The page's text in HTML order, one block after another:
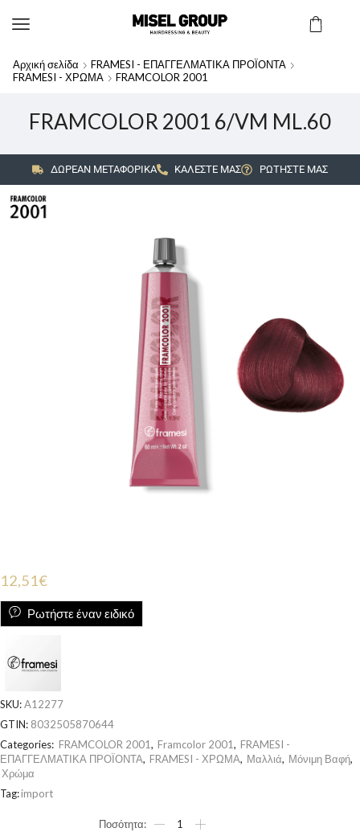
Αρχική σελίδα
FRAMESI - ΕΠΑΓΓΕΛΜΑΤΙΚΑ ΠΡΟΪΟΝΤΑ
FRAMESI - ΧΡΩΜΑ
FRAMCOLOR 2001
FRAMCOLOR 2001 6/VM ML.60
ΔΩΡΕΑΝ ΜΕΤΑΦΟΡΙΚΑ ΚΑΛΕΣΤΕ ΜΑΣ ΡΩΤΗΣΤΕ ΜΑΣ
12,51€
Ρωτήστε έναν ειδικό
SKU:A12277
GTIN: 8032505870644
Categories: FRAMCOLOR 2001, Framcolor 2001, FRAMESI -
ΕΠΑΓΓΕΛΜΑΤΙΚΑ ΠΡΟΪΟΝΤΑ, FRAMESI - ΧΡΩΜΑ, Μαλλιά, Μόνιμη Βαφή,
Χρώμα
Tag:import